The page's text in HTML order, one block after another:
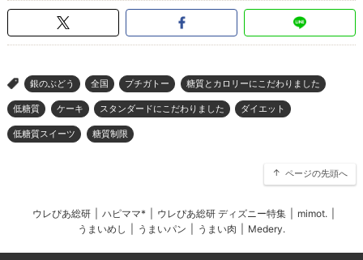
> 銀のぶどう 全国 プチガトー 糖質とカロリーにこだわりました
低糖質 ケーキ スタンダードにこだわりました ダイエット
低糖質スイーツ 糖質制限
ページの先頭へ
ウレぴあ総研 ハピママ* ウレぴあ総研 ディズニー特集 mimot.
うまいめし
うまいパン うまい肉 Medery.